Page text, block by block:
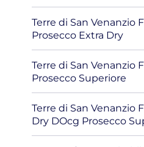
Terre di San Venanzio
Prosecco Extra Dry
Terre di San Venanzio
Prosecco Superiore
Terre di San Venanzio
Dry DOcg Prosecco